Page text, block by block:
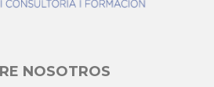
NOSOTROS